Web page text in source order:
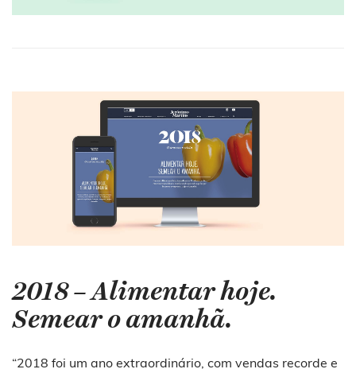
2018 – Alimentar hoje.
Semear o amanhã.
“2018 foi um ano extraordinário, com vendas recorde e